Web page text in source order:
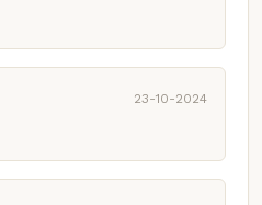
23-10-2024